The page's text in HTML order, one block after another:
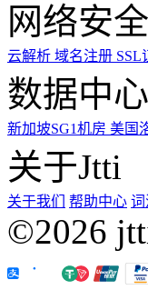
网络安全
云解析 域名注册 SSL
数据中心
新加坡SG1机房 美国
关于Jtti
关于我们 帮助中心 词
©2026